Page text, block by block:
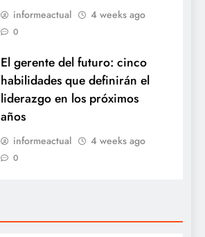
informeactual 4 weeks ago
0
El gerente del futuro: cinco
habilidades que definirán el
liderazgo en los próximos
años
informeactual 4 weeks ago
0